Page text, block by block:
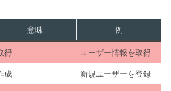
意味 例
得 ユーザー情報を取得
成 新規ユーザーを登録